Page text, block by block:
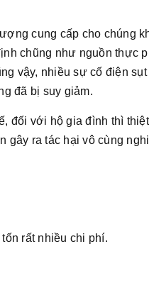
cung cấp cho chúng
chũng như nguồn thực
vậy, nhiều sự cố điện
đã bị suy giảm.
đối với hộ gia đình thì
ra tác hại vô cùng
rất nhiều chi phí.